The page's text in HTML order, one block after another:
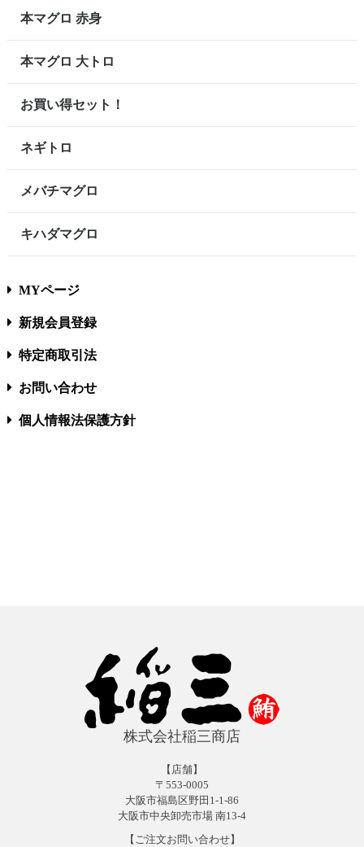
本マグロ 赤身
本マグロ 大トロ
お買い得セット！
ネギトロ
メバチマグロ
キハダマグロ
MYページ
新規会員登録
特定商取引法
お問い合わせ
個人情報法保護方針
株式会社稲三商店
【店舗】
〒553-0005
大阪市福島区野田1-1-86
大阪市中央卸売市場 南13-4
【ご注文お問い合わせ】